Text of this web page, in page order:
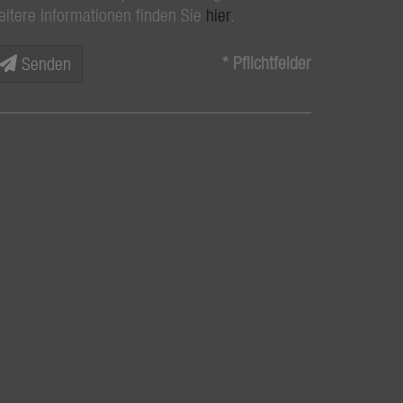
Informationen finden Sie hier.
Senden * Pflichtfelder